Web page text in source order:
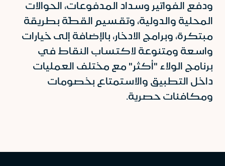
ودفع الفواتير وسداد المدفوعات، الحوالات
المحلية والدولية، وتقسيم القطّة بطريقة
مبتكرة، وبرامج الادخار، بالإضافة إلى خيارات
واسعة ومتنوعة لاكتساب النقاط في
برنامج الولاء "أكثر" مع مختلف العمليات
داخل التطبيق والاستمتاع بخصومات
ومكافئات حصرية.